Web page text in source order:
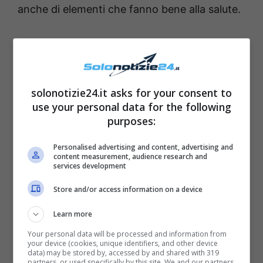
anche di elementi che fanno bene alla salute.
Cosa mangiare per uno
spuntino?
Nella settimana di detox per sgonfiarsi
solonotizie24.it asks for your consent to
use your personal data for the following
purposes:
Personalised advertising and content, advertising and
content measurement, audience research and
services development
Store and/or access information on a device
Learn more
Your personal data will be processed and information from
your device (cookies, unique identifiers, and other device
data) may be stored by, accessed by and shared with 319